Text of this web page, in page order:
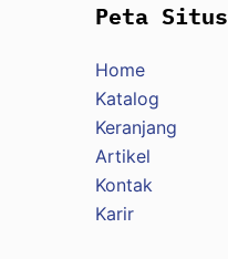
Peta Situs
Home
Katalog
Keranjang
Artikel
Kontak
Karir